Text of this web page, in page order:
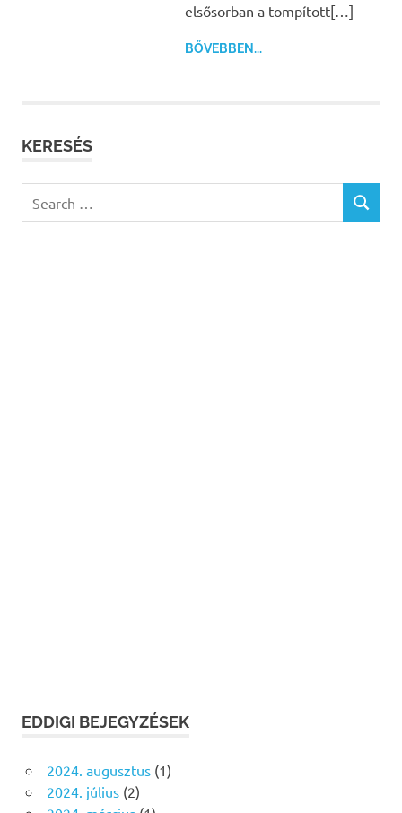
elsősorban a tompított[…]
BŐVEBBEN...
KERESÉS
for:
SEARCH
EDDIGI BEJEGYZÉSEK
2024. augusztus(1)
2024. július(2)